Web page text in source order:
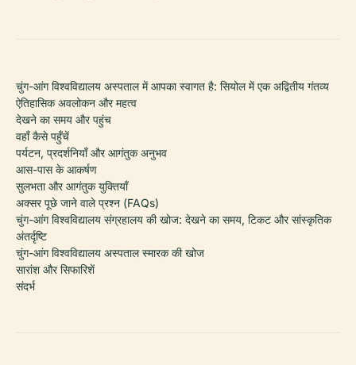
चुंग-आंग विश्वविद्यालय अस्पताल में आपका स्वागत है: सियोल में एक अद्वितीय गंतव्य
ऐतिहासिक अवलोकन और महत्व
देखने का समय और पहुंच
वहाँ कैसे पहुँचें
पर्यटन, प्रदर्शनियाँ और आगंतुक अनुभव
आस-पास के आकर्षण
सुलभता और आगंतुक युक्तियाँ
अक्सर पूछे जाने वाले प्रश्न (FAQs)
चुंग-आंग विश्वविद्यालय संग्रहालय की खोज: देखने का समय, टिकट और सांस्कृतिक
अंतर्दृष्टि
चुंग-आंग विश्वविद्यालय अस्पताल स्मारक की खोज
सारांश और सिफारिशें
संदर्भ